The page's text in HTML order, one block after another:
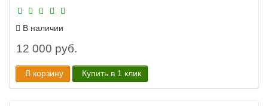
В наличии
12 000 руб.
В корзину Купить в 1 клик